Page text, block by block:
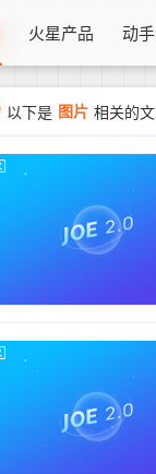
火星产品 动
以下是 图片 相关的